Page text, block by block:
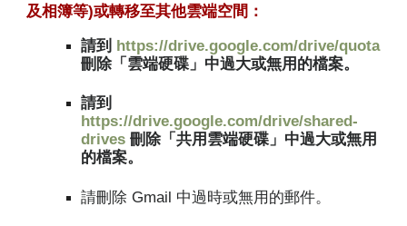
及相簿等)或轉移至其他雲端空間：
請到 https://drive.google.com/drive/quota
刪除「雲端硬碟」中過大或無用的檔案。
請到
https://drive.google.com/drive/shared-
drives 刪除「共用雲端硬碟」中過大或無用
的檔案。
請刪除 Gmail 中過時或無用的郵件。